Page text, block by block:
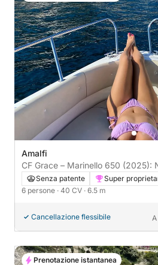
Amalfi
CF Grace – Marinello 650 (2025):
Patente da Amalfi, Anche per
Senza patente
Super
6 persone · 40 CV · 6.5 m
Cancellazione flessibile
Prenotazione istantanea